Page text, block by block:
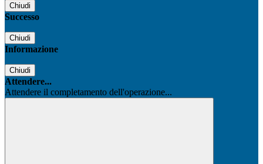
Chiudi
Successo
Chiudi
Informazione
Chiudi
Attendere...
Attendere il completamento dell'operazione...